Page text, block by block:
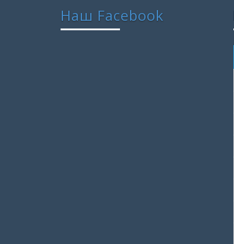
Наш Facebook